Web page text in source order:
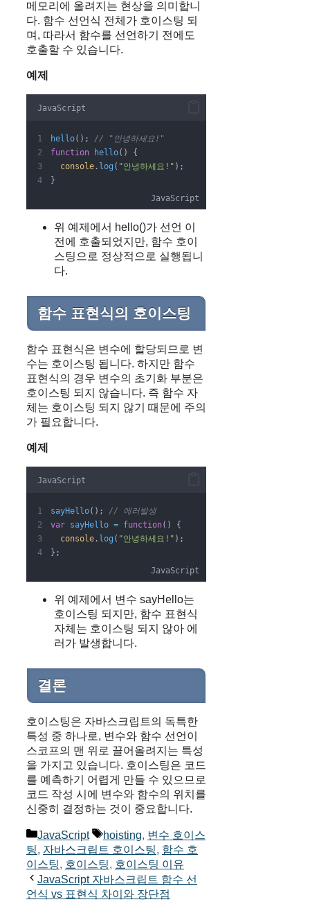
메모리에 올려지는 현상을 의미합니
다. 함수 선언식 전체가 호이스팅 되
며, 따라서 함수를 선언하기 전에도
호출할 수 있습니다.
예제
JavaScript
hello(); // "안녕하세요!"
function
hello() {
console . log ( "안녕하세요!" );
}
JavaScript
위 예제에서 hello()가 선언 이
전에 호출되었지만, 함수 호이
스팅으로 정상적으로 실행됩니
다.
함수 표현식의 호이스팅
함수 표현식은 변수에 할당되므로 변
수는 호이스팅 됩니다. 하지만 함수
표현식의 경우 변수의 초기화 부분은
호이스팅 되지 않습니다. 즉 함수 자
체는 호이스팅 되지 않기 때문에 주의
가 필요합니다.
예제
JavaScript
sayHello(); // 에러발생
var sayHello = function() {
console . log ( "안녕하세요!" );
};
JavaScript
위 예제에서 변수 sayHello는
호이스팅 되지만, 함수 표현식
자체는 호이스팅 되지 않아 에
러가 발생합니다.
결론
호이스팅은 자바스크립트의 독특한
특성 중 하나로, 변수와 함수 선언이
스코프의 맨 위로 끌어올려지는 특성
을 가지고 있습니다. 호이스팅은 코드
를 예측하기 어렵게 만들 수 있으므로
코드 작성 시에 변수와 함수의 위치를
신중히 결정하는 것이 중요합니다.
Categories
JavaScript Tags
hoisting, 변수 호이스
팅, 자바스크립트 호이스팅, 함수 호
이스팅, 호이스팅, 호이스팅 이유
JavaScript 자바스크립트 함수 선
언식 vs 표현식 차이와 장단점